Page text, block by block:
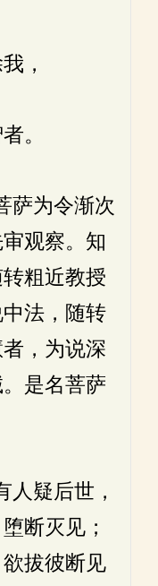
，
。
萨为令渐次
观察。知
粗近教授
法，随转
，为说深
是名菩萨
人疑后世，
断灭见；
拔彼断见